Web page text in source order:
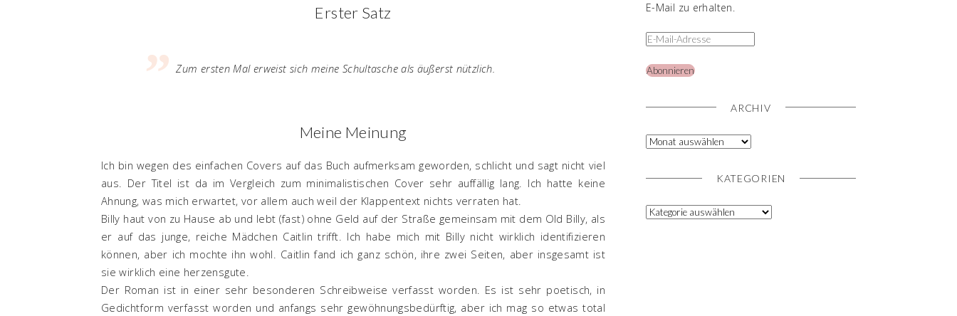
Erster Satz
Zum ersten Mal erweist sich meine Schultasche als äußerst nützlich.
Meine Meinung
Ich bin wegen des einfachen Covers auf das Buch aufmerksam geworden, schlicht und sagt nicht viel
aus. Der Titel ist da im Vergleich zum minimalistischen Cover sehr auffällig lang. Ich hatte keine
Ahnung, was mich erwartet, vor allem auch weil der Klappentext nichts verraten hat.
Billy haut von zu Hause ab und lebt (fast) ohne Geld auf der Straße gemeinsam mit dem Old Billy, als
er auf das junge, reiche Mädchen Caitlin trifft. Ich habe mich mit Billy nicht wirklich identifizieren
können, aber ich mochte ihn wohl. Caitlin fand ich ganz schön, ihre zwei Seiten, aber insgesamt ist
sie wirklich eine herzensgute.
Der Roman ist in einer sehr besonderen Schreibweise verfasst worden. Es ist sehr poetisch, in
Gedichtform verfasst worden und anfangs sehr gewöhnungsbedürftig, aber ich mag so etwas total
E-Mail zu erhalten.
Abonnieren
ARCHIV
KATEGORIEN